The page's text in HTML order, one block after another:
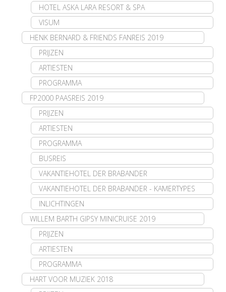
HOTEL ASKA LARA RESORT & SPA
VISUM
HENK BERNARD & FRIENDS FANREIS 2019
PRIJZEN
ARTIESTEN
PROGRAMMA
FP2000 PAASREIS 2019
PRIJZEN
ARTIESTEN
PROGRAMMA
BUSREIS
VAKANTIEHOTEL DER BRABANDER
VAKANTIEHOTEL DER BRABANDER - KAMERTYPES
INLICHTINGEN
WILLEM BARTH GIPSY MINICRUISE 2019
PRIJZEN
ARTIESTEN
PROGRAMMA
HART VOOR MUZIEK 2018